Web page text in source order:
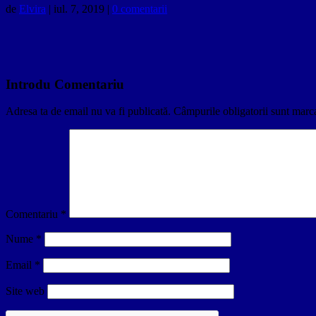
de Elvira | iul. 7, 2019 | 0 comentarii
Introdu Comentariu
Adresa ta de email nu va fi publicată. Câmpurile obligatorii sunt
Comentariu *
Nume *
Email *
Site web